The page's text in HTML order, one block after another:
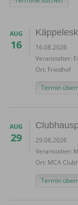
AUG
16
16.08.2026
Veranstalter:
Ort: Friedhof
Termin
AUG
29
29.08.2026
Veranstalter:
Ort: MCA
Termin